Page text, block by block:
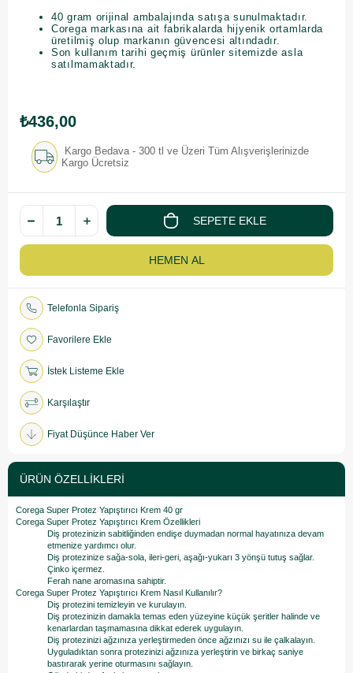
40 gram orijinal ambalajında satışa sunulmaktadır.
Corega markasına ait fabrikalarda hijyenik ortamlarda
üretilmiş olup markanın güvencesi altındadır.
Son kullanım tarihi geçmiş ürünler sitemizde asla
satılmamaktadır.
₺436,00
Kargo Bedava - 300 tl ve Üzeri Tüm Alışverişlerinizde
Kargo Ücretsiz
Telefonla Sipariş
Favorilere Ekle
İstek Listeme Ekle
Karşılaştır
Fiyat Düşünce Haber Ver
ÜRÜN ÖZELLIKLERI
Corega Super Protez Yapıştırıcı Krem 40 gr
Corega Super Protez Yapıştırıcı Krem Özellikleri
Diş protezinizin sabitliğinden endişe duymadan normal hayatınıza devam
etmenize yardımcı olur.
Diş protezinize sağa-sola, ileri-geri, aşağı-yukarı 3 yönşü tutuş sağlar.
Çinko içermez.
Ferah nane aromasına sahiptir.
Corega Super Protez Yapıştırıcı Krem Nasıl Kullanılır?
Diş protezini temizleyin ve kurulayın.
Diş protezinizin damakla temas eden yüzeyine küçük şeritler halinde ve
kenarlardan taşmamasına dikkat ederek uygulayın.
Diş protezinizi ağzınıza yerleştirmeden önce ağzınızı su ile çalkalayın.
Uyguladıktan sonra protezinizi ağzınıza yerleştirin ve birkaç saniye
bastırarak yerine oturmasını sağlayın.